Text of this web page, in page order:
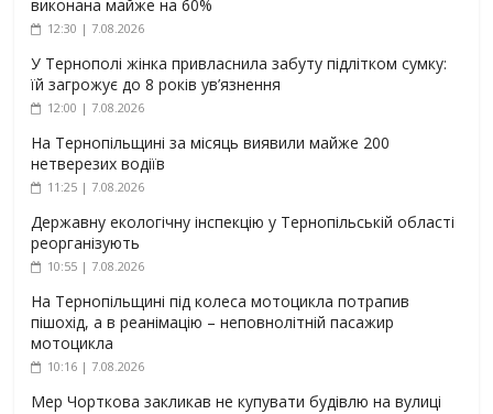
виконана майже на 60%
12:30 | 7.08.2026
У Тернополі жінка привласнила забуту підлітком сумку:
їй загрожує до 8 років ув’язнення
12:00 | 7.08.2026
На Тернопільщині за місяць виявили майже 200
нетверезих водіїв
11:25 | 7.08.2026
Державну екологічну інспекцію у Тернопільській області
реорганізують
10:55 | 7.08.2026
На Тернопільщині під колеса мотоцикла потрапив
пішохід, а в реанімацію – неповнолітній пасажир
мотоцикла
10:16 | 7.08.2026
Мер Чорткова закликав не купувати будівлю на вулиці